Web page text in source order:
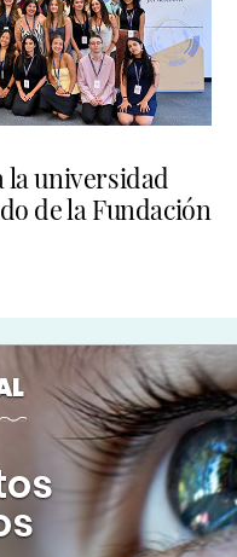
la universidad
de la Fundación